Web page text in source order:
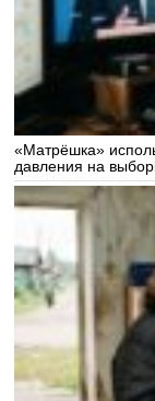
«Матрёшка»
давления на